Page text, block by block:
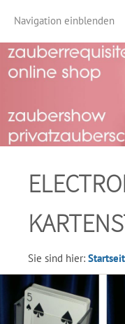
Navigation einblenden
Sie sind hier: